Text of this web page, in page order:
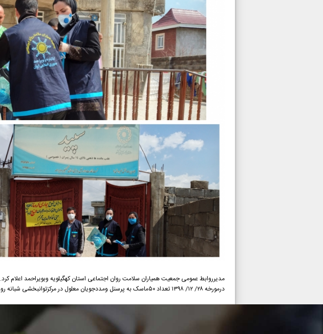
مدیرروابط عمومی جمعیت همیاران سلامت روان اجتماعی استان کهگیلویه وبویراحمد اعلام کرد.
درمورخه ۲۸/ ۱۲/ ۱۳۹۸ تعداد ۵۰ماسک به پرسنل ومددجویان معلول در مرکزتوانبخشی شبانه روزی سپید واقع روستای نرگاه -شهریاسوج ازطرف گروهی ازهمیاران توزیع گردید.